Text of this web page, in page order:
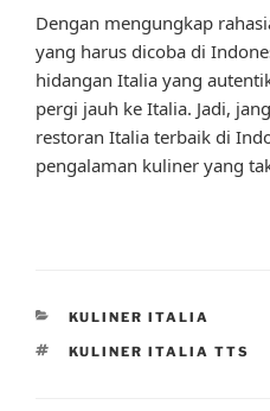
Dengan mengungkap
yang harus dicoba di
hidangan Italia yang
pergi jauh ke Italia. Jadi,
restoran Italia terbaik di
pengalaman kuliner yang
CATEGORIES
KULINER ITALIA
TAGS
KULINER ITALIA TTS